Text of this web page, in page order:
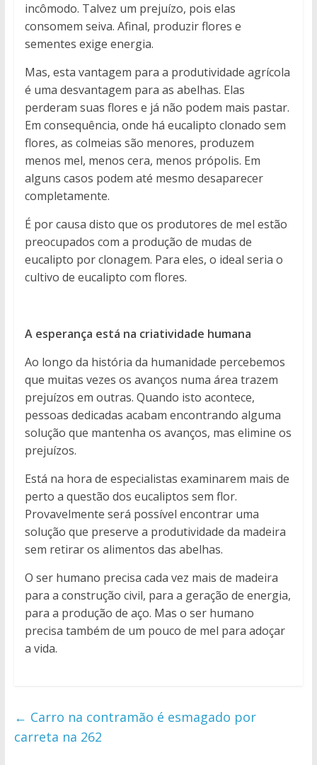
incômodo. Talvez um prejuízo, pois elas
consomem seiva. Afinal, produzir flores e
sementes exige energia.
Mas, esta vantagem para a produtividade agrícola
é uma desvantagem para as abelhas. Elas
perderam suas flores e já não podem mais pastar.
Em consequência, onde há eucalipto clonado sem
flores, as colmeias são menores, produzem
menos mel, menos cera, menos própolis. Em
alguns casos podem até mesmo desaparecer
completamente.
É por causa disto que os produtores de mel estão
preocupados com a produção de mudas de
eucalipto por clonagem. Para eles, o ideal seria o
cultivo de eucalipto com flores.
A esperança está na criatividade humana
Ao longo da história da humanidade percebemos
que muitas vezes os avanços numa área trazem
prejuízos em outras. Quando isto acontece,
pessoas dedicadas acabam encontrando alguma
solução que mantenha os avanços, mas elimine os
prejuízos.
Está na hora de especialistas examinarem mais de
perto a questão dos eucaliptos sem flor.
Provavelmente será possível encontrar uma
solução que preserve a produtividade da madeira
sem retirar os alimentos das abelhas.
O ser humano precisa cada vez mais de madeira
para a construção civil, para a geração de energia,
para a produção de aço. Mas o ser humano
precisa também de um pouco de mel para adoçar
a vida.
← Carro na contramão é esmagado por
carreta na 262